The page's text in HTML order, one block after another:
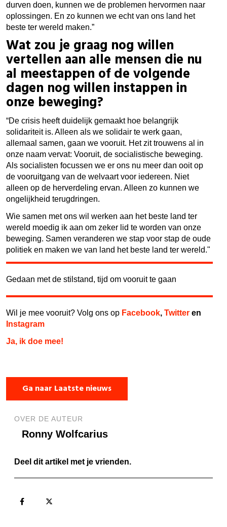
durven doen, kunnen we de problemen hervormen naar
oplossingen. En zo kunnen we echt van ons land het
beste ter wereld maken.”
Wat zou je graag nog willen
vertellen aan alle mensen die nu
al meestappen of de volgende
dagen nog willen instappen in
onze beweging?
“De crisis heeft duidelijk gemaakt hoe belangrijk
solidariteit is. Alleen als we solidair te werk gaan,
allemaal samen, gaan we vooruit. Het zit trouwens al in
onze naam vervat: Vooruit, de socialistische beweging.
Als socialisten focussen we er ons nu meer dan ooit op
de vooruitgang van de welvaart voor iedereen. Niet
alleen op de herverdeling ervan. Alleen zo kunnen we
ongelijkheid terugdringen.
Wie samen met ons wil werken aan het beste land ter
wereld moedig ik aan om zeker lid te worden van onze
beweging. Samen veranderen we stap voor stap de oude
politiek en maken we van land het beste land ter wereld."
Gedaan met de stilstand, tijd om vooruit te gaan
Wil je mee vooruit? Volg ons op Facebook, Twitter en
Instagram
Ja, ik doe mee!
Ga naar Laatste nieuws
OVER DE AUTEUR
Ronny Wolfcarius
Deel dit artikel met je vrienden.